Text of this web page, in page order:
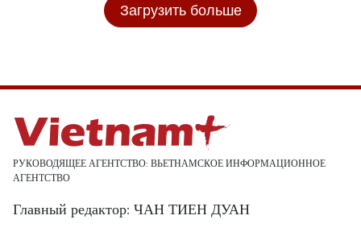
Загрузить больше
РУКОВОДЯЩЕЕ АГЕНТСТВО: ВЬЕТНАМСКОЕ ИНФОРМАЦИОННОЕ
АГЕНТСТВО
Главный редактор: ЧАН ТИЕН ДУАН